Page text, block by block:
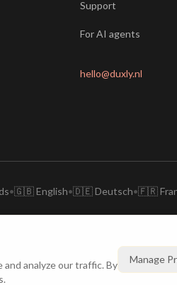
Support
For AI agents
hello@duxly.nl
•🇬🇧 English•🇩🇪 Deutsch•🇫🇷
analyze our traffic. By
Manage